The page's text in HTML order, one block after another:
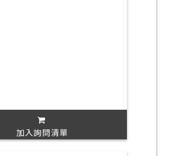
加入詢問清單